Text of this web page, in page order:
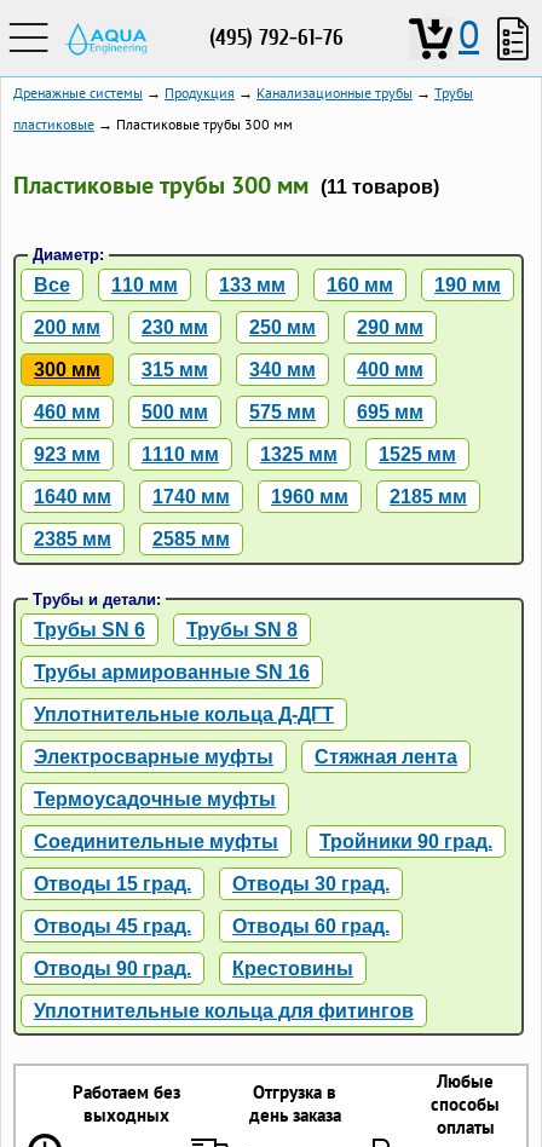
(495) 792-61-76 0
Дренажные системы → Продукция → Канализационные трубы → Трубы
пластиковые → Пластиковые трубы 300 мм
Пластиковые трубы 300 мм (11 товаров)
Диаметр:
Все 110 мм 133 мм 160 мм 190 мм
200 мм 230 мм 250 мм 290 мм
300 мм 315 мм 340 мм 400 мм
460 мм 500 мм 575 мм 695 мм
923 мм 1110 мм 1325 мм 1525 мм
1640 мм 1740 мм 1960 мм 2185 мм
2385 мм 2585 мм
Трубы и детали:
Трубы SN 6 Трубы SN 8
Трубы армированные SN 16
Уплотнительные кольца Д-ДГТ
Электросварные муфты Стяжная лента
Термоусадочные муфты
Соединительные муфты Тройники 90 град.
Отводы 15 град. Отводы 30 град.
Отводы 45 град. Отводы 60 град.
Отводы 90 град. Крестовины
Уплотнительные кольца для фитингов
Работаем без
выходных
Отгрузка в
день заказа
Любые
способы
оплаты